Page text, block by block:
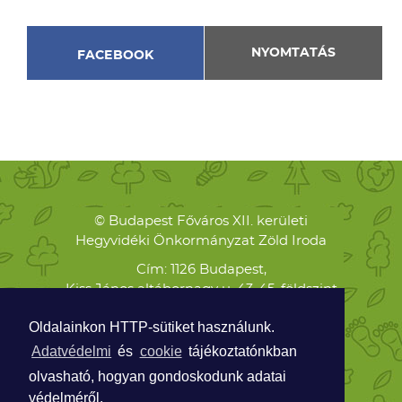
Oldalainkon HTTP-sütiket használunk.
Adatvédelmi és cookie tájékoztatónkban
olvasható, hogyan gondoskodunk adatai
védelméről.
FACEBOOK NYOMTATÁS
© Budapest Főváros XII. kerületi
Hegyvidéki Önkormányzat Zöld Iroda
Cím: 1126 Budapest,
Kiss János altábornagy u. 43-45. földszint
Levelezési cím: 1126 Budapest,
+36 70 938 8474